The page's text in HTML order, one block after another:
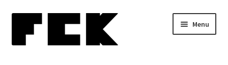
la
contenu
Menu